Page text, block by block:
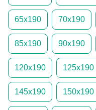
65х190 70х190
85х190 90х190
120х190 125х190
145х190 150х190